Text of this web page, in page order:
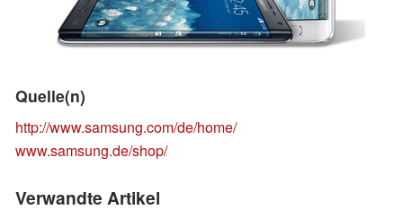
Quelle(n)
http://www.samsung.com/de/home/
www.samsung.de/shop/
Verwandte Artikel